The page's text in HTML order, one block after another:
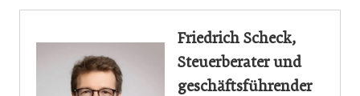
Friedrich Scheck,
Steuerberater und
geschäftsführender